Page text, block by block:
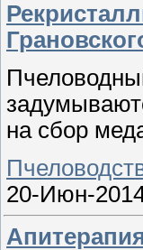
на сбор
20-Июн-